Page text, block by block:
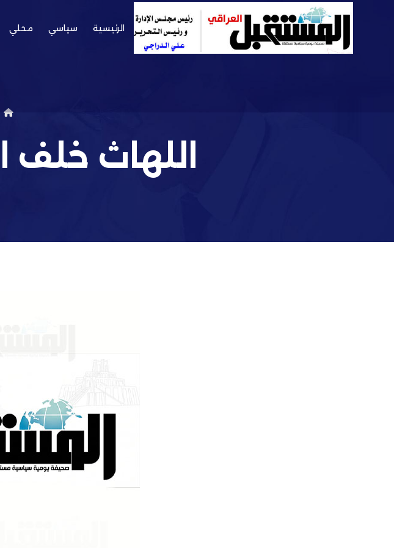
الرئيسية سياسي محلي
اللهاث خلف